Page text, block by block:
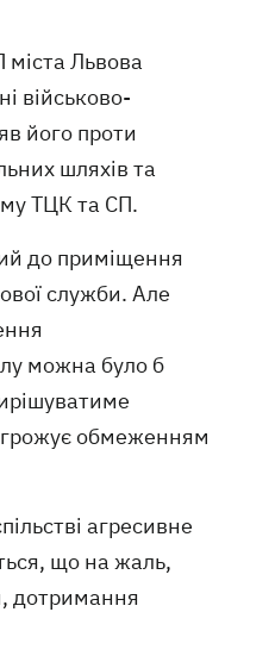
Львова
військово-
його проти
шляхів та
ТЦК та СП.
до приміщення
служби. Але
можна було б
обмеженням
агресивне
що на жаль,
дотримання